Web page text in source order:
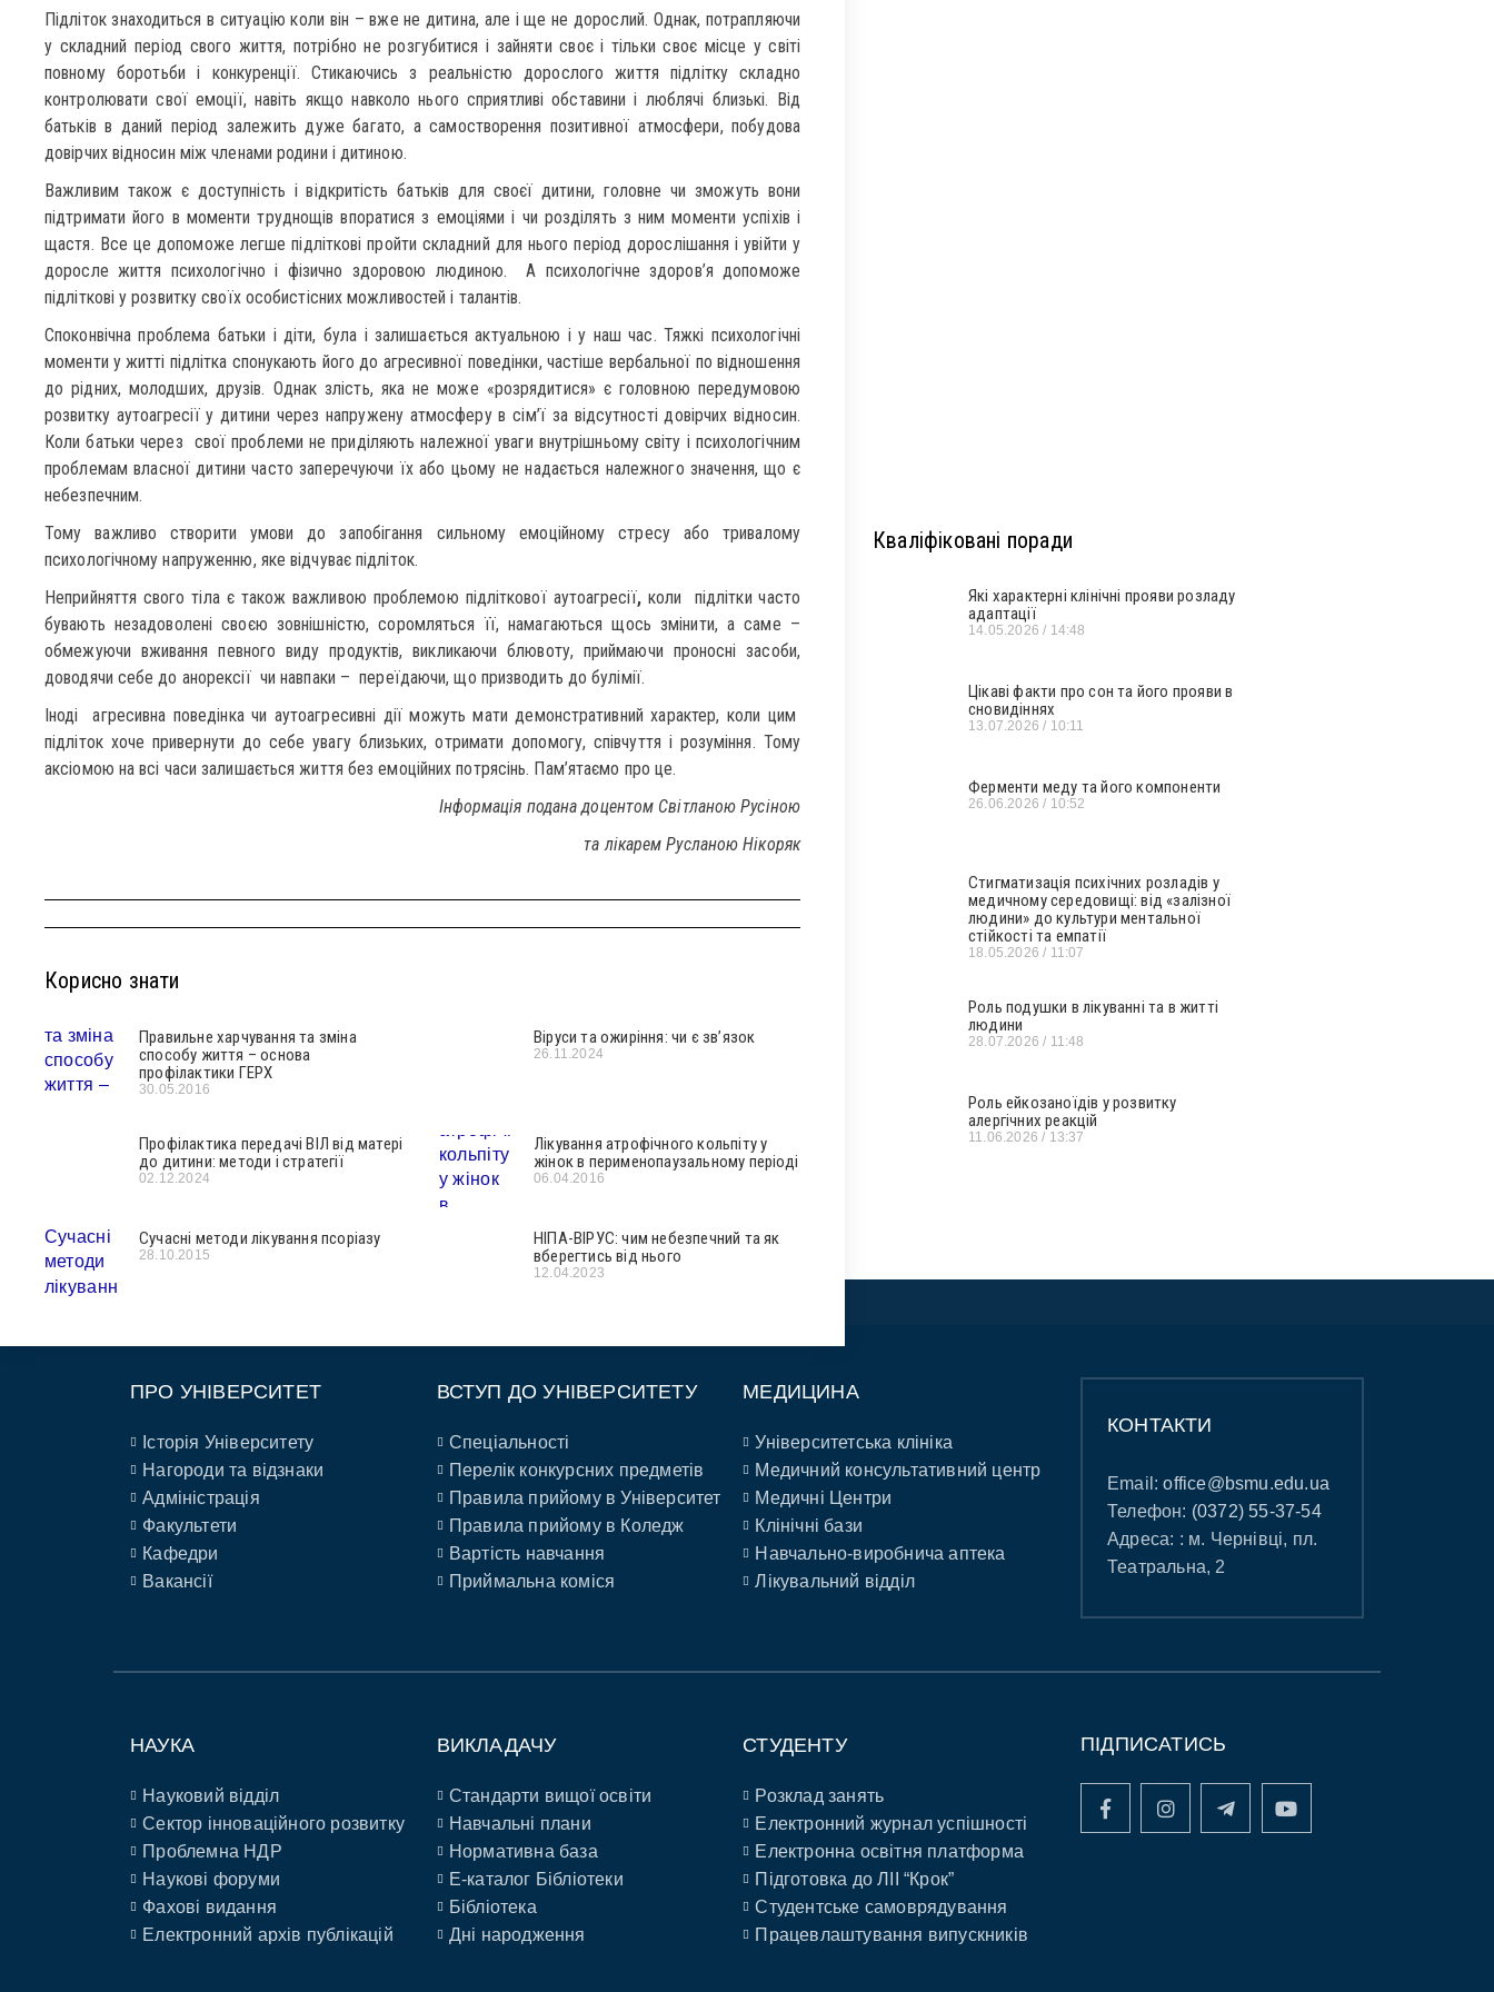
Підліток знаходиться в ситуацію коли він – вже не дитина, але і ще не дорослий. Однак, потрапляючи
у складний період свого життя, потрібно не розгубитися і зайняти своє і тільки своє місце у світі
повному боротьби і конкуренції. Стикаючись з реальністю дорослого життя підлітку складно
контролювати свої емоції, навіть якщо навколо нього сприятливі обставини і люблячі близькі. Від
батьків в даний період залежить дуже багато, а самостворення позитивної атмосфери, побудова
довірчих відносин між членами родини і дитиною.
Важливим також є доступність і відкритість батьків для своєї дитини, головне чи зможуть вони
підтримати його в моменти труднощів впоратися з емоціями і чи розділять з ним моменти успіхів і
щастя. Все це допоможе легше підліткові пройти складний для нього період дорослішання і увійти у
доросле життя психологічно і фізично здоровою людиною. А психологічне здоров’я допоможе
підліткові у розвитку своїх особистісних можливостей і талантів.
Споконвічна проблема батьки і діти, була і залишається актуальною і у наш час. Тяжкі психологічні
моменти у житті підлітка спонукають його до агресивної поведінки, частіше вербальної по відношення
до рідних, молодших, друзів. Однак злість, яка не може «розрядитися» є головною передумовою
розвитку аутоагресії у дитини через напружену атмосферу в сім’ї за відсутності довірчих відносин.
Коли батьки через свої проблеми не приділяють належної уваги внутрішньому світу і психологічним
проблемам власної дитини часто заперечуючи їх або цьому не надається належного значення, що є
небезпечним.
Тому важливо створити умови до запобігання сильному емоційному стресу або тривалому
психологічному напруженню, яке відчуває підліток.
Неприйняття свого тіла є також важливою проблемою підліткової аутоагресії, коли підлітки часто
бувають незадоволені своєю зовнішністю, соромляться її, намагаються щось змінити, а саме –
обмежуючи вживання певного виду продуктів, викликаючи блювоту, приймаючи проносні засоби,
доводячи себе до анорексії чи навпаки – переїдаючи, що призводить до булімії.
Іноді агресивна поведінка чи аутоагресивні дії можуть мати демонстративний характер, коли цим
підліток хоче привернути до себе увагу близьких, отримати допомогу, співчуття і розуміння. Тому
аксіомою на всі часи залишається життя без емоційних потрясінь. Пам’ятаємо про це.
Інформація подана доцентом Світланою Русіною
та лікарем Русланою Нікоряк
Корисно знати
Правильне харчування та зміна
способу життя – основа
профілактики ГЕРХ
30.05.2016
Віруси та ожиріння: чи є зв’язок
26.11.2024
Профілактика передачі ВІЛ від матері
до дитини: методи і стратегії
02.12.2024
Лікування атрофічного кольпіту у
жінок в перименопаузальному періоді
06.04.2016
Сучасні методи лікування псоріазу
28.10.2015
НІПА-ВІРУС: чим небезпечний та як
вберегтись від нього
12.04.2023
Кваліфіковані поради
Які характерні клінічні прояви розладу
адаптації
14.05.2026 14:48
Цікаві факти про сон та його прояви в
сновидіннях
13.07.2026 10:11
Ферменти меду та його компоненти
26.06.2026 10:52
Стигматизація психічних розладів у
медичному середовищі: від «залізної
людини» до культури ментальної
стійкості та емпатії
18.05.2026 11:07
Роль подушки в лікуванні та в житті
людини
28.07.2026 11:48
Роль ейкозаноїдів у розвитку
алергічних реакцій
11.06.2026 13:37
ПРО УНІВЕРСИТЕТ
Історія Університету
Нагороди та відзнаки
Адміністрація
Факультети
Кафедри
Вакансії
ВСТУП ДО УНІВЕРСИТЕТУ
Спеціальності
Перелік конкурсних предметів
Правила прийому в Університет
Правила прийому в Коледж
Вартість навчання
Приймальна коміся
МЕДИЦИНА
Університетська клініка
Медичний консультативний центр
Медичні Центри
Клінічні бази
Навчально-виробнича аптека
Лікувальний відділ
КОНТАКТИ
Email:office@bsmu.edu.ua
Телефон: (0372) 55-37-54
Адреса: : м. Чернівці, пл.
Театральна, 2
НАУКА
Науковий відділ
Сектор інноваційного розвитку
Проблемна НДР
Наукові форуми
Фахові видання
Електронний архів публікацій
ВИКЛАДАЧУ
Стандарти вищої освіти
Навчальні плани
Нормативна база
E-каталог Бібліотеки
Бібліотека
Дні народження
СТУДЕНТУ
Розклад занять
Електронний журнал успішності
Електронна освітня платформа
Підготовка до ЛІІ “Крок”
Студентське самоврядування
Працевлаштування випускників
ПІДПИСАТИСЬ